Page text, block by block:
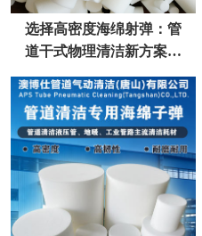
选择高密度海绵射弹：管
道干式物理清洁新方案去
污不伤管